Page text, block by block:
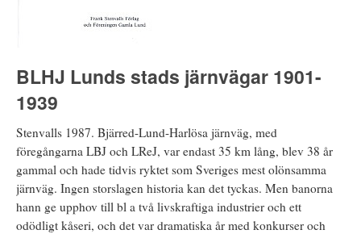
BLHJ Lunds stads järnvägar 1901-
1939
Stenvalls 1987. Bjärred-Lund-Harlösa järnväg, med
föregångarna LBJ och LReJ, var endast 35 km lång, blev 38 år
gammal och hade tidvis ryktet som Sveriges mest olönsamma
järnväg. Ingen storslagen historia kan det tyckas. Men banorna
hann ge upphov till bl a två livskraftiga industrier och ett
odödligt kåseri, och det var dramatiska år med konkurser och